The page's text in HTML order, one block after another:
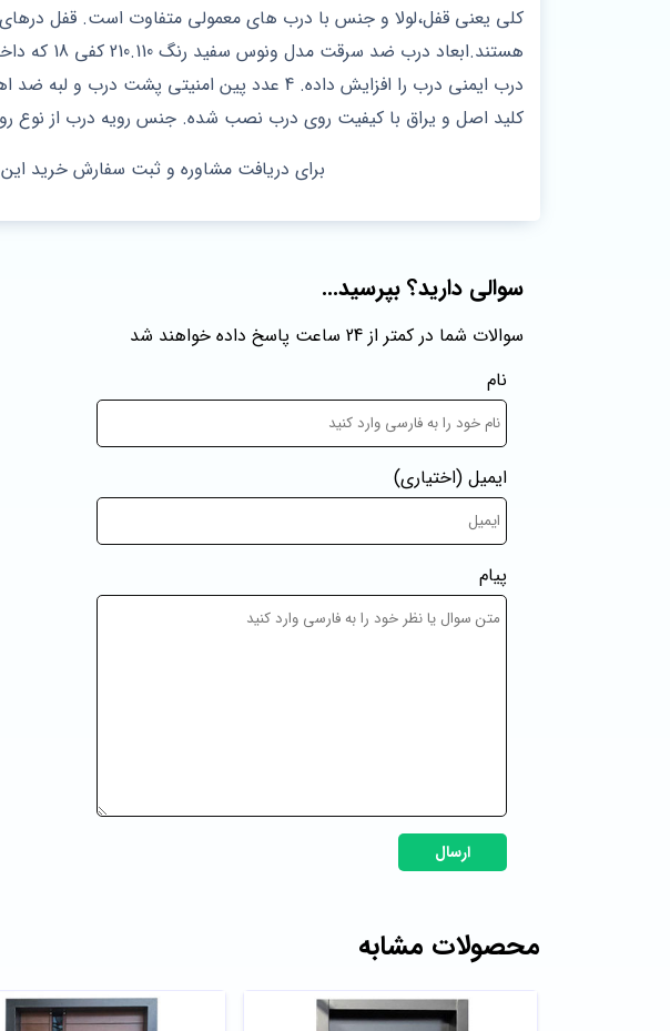
کلی یعنی قفل،لولا و جنس با درب های معمولی متفاوت است. قفل
کلید اصل و یراق با کیفیت روی درب نصب شده. جنس رویه درب از
برای دریافت مشاوره و ثبت سفارش خرید
سوالی دارید؟ بپرسید...
سوالات شما در کمتر از 24 ساعت پاسخ داده خواهند شد
نام
ایمیل (اختیاری)
پیام
ارسال
محصولات مشابه